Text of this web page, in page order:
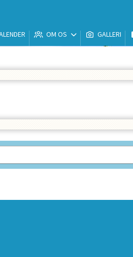
OM OS GALLERI